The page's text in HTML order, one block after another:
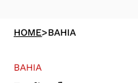
HOME>BAHIA
BAHIA